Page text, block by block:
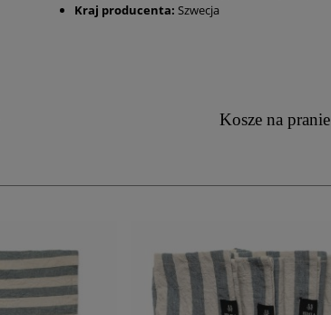
Kraj producenta: Szwecja
Kosze na pranie